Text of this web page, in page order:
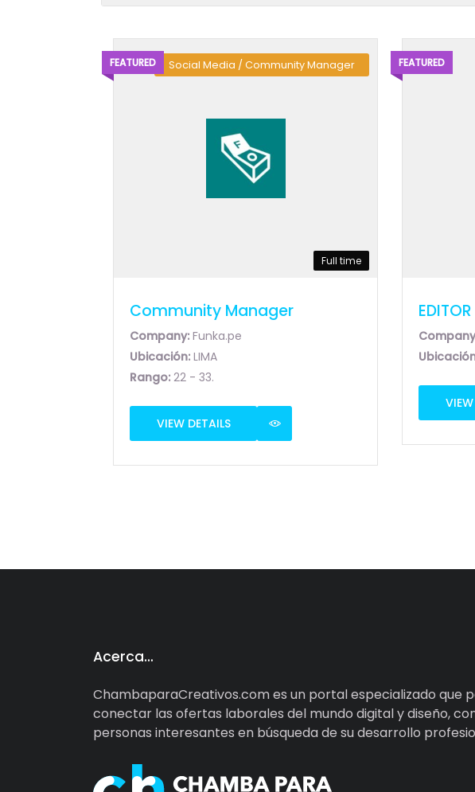
FEATURED
Full time
Social Media / Community Manager
Community Manager
Company: Funka.pe
Ubicación: LIMA
Rango: 22 - 33.
VIEW DETAILS
FEATURED
Acerca…
ChambaparaCreativos.com es un portal especializado que
conectar las ofertas laborales del mundo digital y diseño,
personas interesantes en búsqueda de su desarrollo